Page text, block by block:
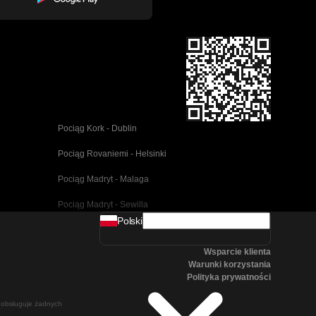
Pociąg Kork - Dublin
Pociąg Rovaniemi - Helsinki
Pociąg Madryt - Malaga
Pociąg Madryt - Sewilla
Pociąg Barcelona - Malaga
Pociąg Seul - Pusan
żadnych
Polski
Wsparcie klienta
Warunki korzystania
Polityka prywatności